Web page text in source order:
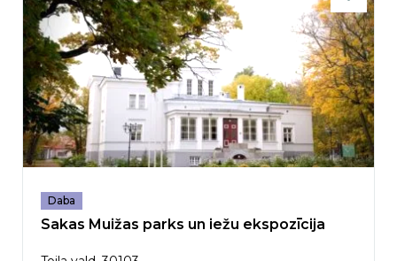
Daba
Sakas Muižas parks un iežu ekspozīcija